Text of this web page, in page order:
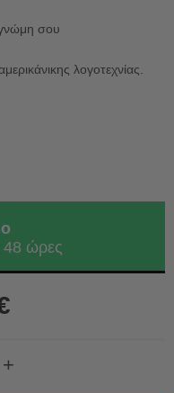
σου
λογοτεχνίας.
48 ώρες
+